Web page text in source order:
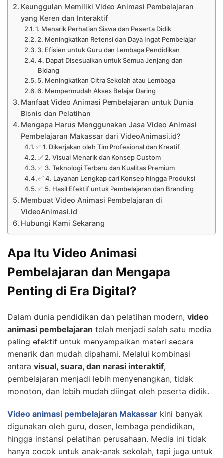
Keunggulan Memiliki Video Animasi Pembelajaran
yang Keren dan Interaktif
1. Menarik Perhatian Siswa dan Peserta Didik
2. Meningkatkan Retensi dan Daya Ingat Pembelajar
3. Efisien untuk Guru dan Lembaga Pendidikan
4. Dapat Disesuaikan untuk Semua Jenjang dan
Bidang
5. Meningkatkan Citra Sekolah atau Lembaga
6. Mempermudah Akses Belajar Daring
Manfaat Video Animasi Pembelajaran untuk Dunia
Bisnis dan Pelatihan
Mengapa Harus Menggunakan Jasa Video Animasi
Pembelajaran Makassar dari VideoAnimasi.id?
✅ 1. Dikerjakan oleh Tim Profesional dan Kreatif
✅ 2. Visual Menarik dan Konsep Custom
✅ 3. Teknologi Terbaru dan Kualitas Premium
✅ 4. Layanan Lengkap dari Konsep hingga Produksi
✅ 5. Hasil Efektif untuk Pembelajaran dan Branding
Membuat Video Animasi Pembelajaran di
VideoAnimasi.id
Hubungi Kami Sekarang
Apa Itu Video Animasi
Pembelajaran dan Mengapa
Penting di Era Digital?
Dalam dunia pendidikan dan pelatihan modern, video
animasi pembelajaran telah menjadi salah satu media
paling efektif untuk menyampaikan materi secara
menarik dan mudah dipahami. Melalui kombinasi
antara visual, suara, dan narasi interaktif,
pembelajaran menjadi lebih menyenangkan, tidak
monoton, dan lebih mudah diingat oleh peserta didik.
Video animasi pembelajaran Makassar kini banyak
digunakan oleh guru, dosen, lembaga pendidikan,
hingga instansi pelatihan perusahaan. Media ini tidak
hanya cocok untuk anak-anak sekolah, tapi juga untuk